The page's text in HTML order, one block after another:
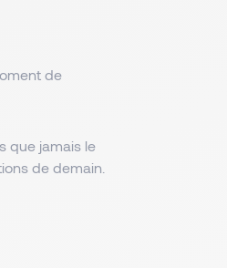
de
que jamais le
de demain.